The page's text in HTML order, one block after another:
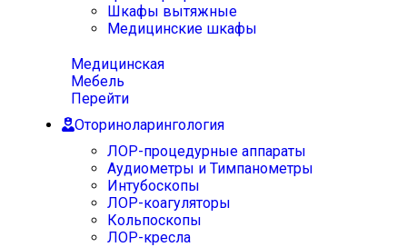
Шкафы вытяжные
Медицинские шкафы
Медицинская
Мебель
Перейти
Оториноларингология
ЛОР-процедурные аппараты
Аудиометры и Тимпанометры
Интубоскопы
ЛОР-коагуляторы
Кольпоскопы
ЛОР-кресла